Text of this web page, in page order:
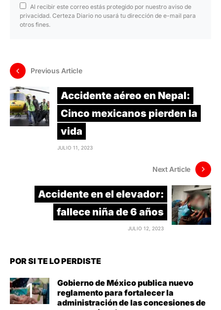
Al recibir este correo estás protegido por nuestro aviso de
privacidad. Certeza Diario no usará tu dirección de e-mail para
otros fines.
Previous Article
Accidente aéreo en Nepal:
Cinco mexicanos pierden la
vida
JULIO 11, 2023
Next Article
Accidente en el elevador:
fallece niña de 6 años
JULIO 12, 2023
POR SI TE LO PERDISTE
Gobierno de México publica nuevo
reglamento para fortalecer la
administración de las concesiones de